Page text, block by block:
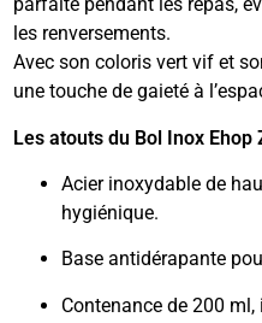
les renversements.
Avec son coloris vert vif et
une touche de gaieté à
Les atouts du Bol Inox Ehop
Acier inoxydable de
hygiénique.
Base antidérapante
Contenance de 200